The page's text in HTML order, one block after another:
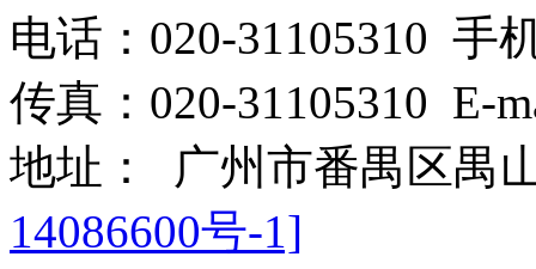
电话：020-31105310 手
传真：020-31105310 E-
地址： 广州市番禺区禺
14086600号-1]